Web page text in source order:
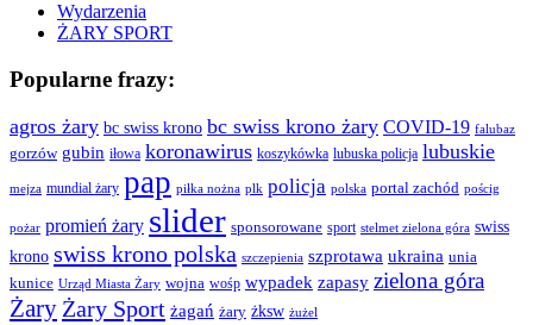
Wydarzenia
ŻARY SPORT
Popularne frazy:
agros żary bc swiss krono bc swiss krono żary COVID-19 falubaz
gorzów gubin iłowa koronawirus koszykówka lubuska policja lubuskie
mejza mundial żary pap piłka nożna plk policja polska portal zachód pościg
pożar promień żary slider sponsorowane sport stelmet zielona góra swiss
krono swiss krono polska szczepienia szprotawa ukraina unia
kunice Urząd Miasta Żary wojna wośp wypadek zapasy zielona góra
Żary Żary Sport żagań żary żksw żużel